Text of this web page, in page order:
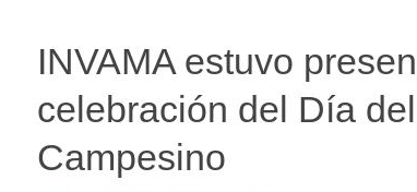
INVAMA estuvo
celebración del Día del
Campesino